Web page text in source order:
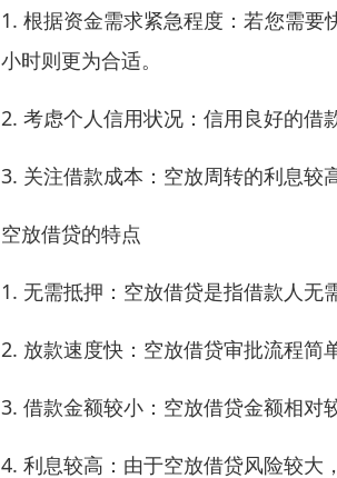
1. 根据资金需求紧急程度：若您需
小时则更为合适。
2. 考虑个人信用状况：信用良好的借
3. 关注借款成本：空放周转的利息较
空放借贷的特点
1. 无需抵押：空放借贷是指借款人无
2. 放款速度快：空放借贷审批流程简
3. 借款金额较小：空放借贷金额相对
4. 利息较高：由于空放借贷风险较大